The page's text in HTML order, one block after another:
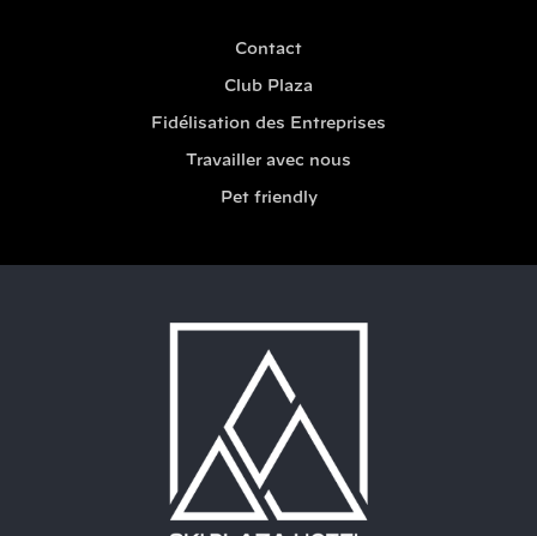
Contact
Club Plaza
Fidélisation des Entreprises
Travailler avec nous
Pet friendly